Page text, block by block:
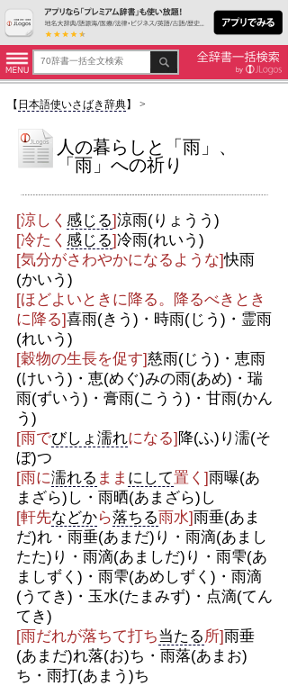
【 日本語使いさばき辞典】 >
人の暮らしと「雨」、
「雨」への祈り
[涼しく 感じる]涼雨(りょうう)
[冷たく 感じる]冷雨(れいう)
[気分がさわやかになるような]快雨
(かいう)
[ほどよいときに降る。降るべきとき
に降る]喜雨(きう)・時雨(じう)・霊雨
(れいう)
[穀物の生長を促す]慈雨(じう)・恵雨
(けいう)・恵(めぐ)みの雨(あめ)・瑞
雨(ずいう)・膏雨(こうう)・甘雨(かん
う)
[雨でびしょ濡れになる]降(ふ)り濡(そ
ぼ)つ
[雨に濡れる まま にして置く]雨曝(あ
まざら)し・雨晒(あまざら)し
[軒先などから落ちる雨水]雨垂(あま
だ)れ・雨垂(あまだ)り・雨滴(あまし
たた)り・雨滴(あましだ)り・雨雫(あ
ましずく)・雨雫(あめしずく)・雨滴
(うてき)・玉水(たまみず)・点滴(てん
てき)
[雨だれが落ちて打ち当たる所]雨垂
(あまだ)れ落(お)ち・雨落(あまお)
ち・雨打(あまう)ち